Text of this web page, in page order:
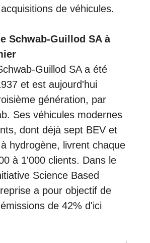
de véhicules.
Schwab-Guillod SA à
Guillod SA a été
et est aujourd'hui
génération, par
Ses véhicules modernes
dont déjà sept BEV et
hydrogène, livrent chaque
à 1'000 clients. Dans le
Science Based
a pour objectif de
de 42% d'ici